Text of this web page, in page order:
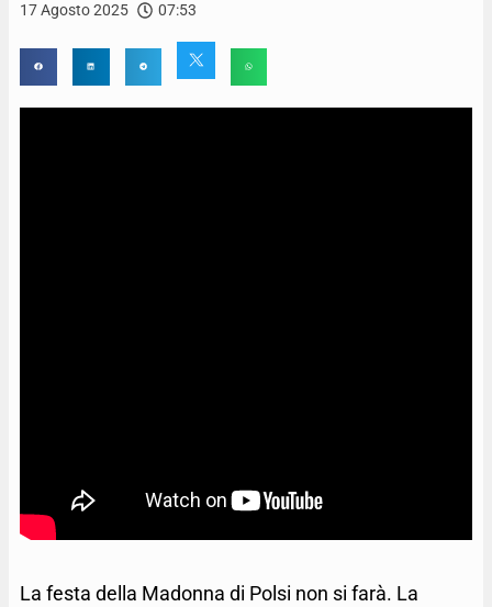
17 Agosto 2025 07:53
La festa della Madonna di Polsi non si farà. La